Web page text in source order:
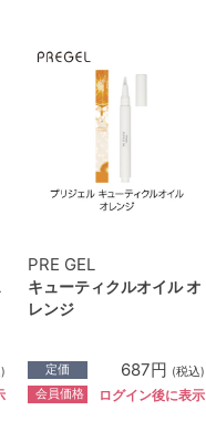
PRE GEL
キューティクルオイル オ
レンジ
定価 687円 (税込)
会員価格 ログイン後に表示